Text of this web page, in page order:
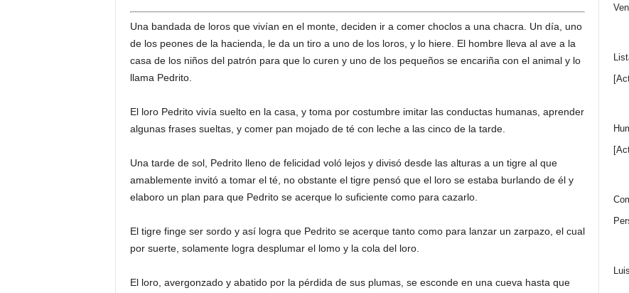
Una bandada de loros que vivían en el monte, deciden ir a comer choclos a una chacra. Un día, uno
de los peones de la hacienda, le da un tiro a uno de los loros, y lo hiere. El hombre lleva al ave a la
casa de los niños del patrón para que lo curen y uno de los pequeños se encariña con el animal y lo
llama Pedrito.
El loro Pedrito vivía suelto en la casa, y toma por costumbre imitar las conductas humanas, aprender
algunas frases sueltas, y comer pan mojado de té con leche a las cinco de la tarde.
Una tarde de sol, Pedrito lleno de felicidad voló lejos y divisó desde las alturas a un tigre al que
amablemente invitó a tomar el té, no obstante el tigre pensó que el loro se estaba burlando de él y
elaboro un plan para que Pedrito se acerque lo suficiente como para cazarlo.
El tigre finge ser sordo y así logra que Pedrito se acerque tanto como para lanzar un zarpazo, el cual
por suerte, solamente logra desplumar el lomo y la cola del loro.
El loro, avergonzado y abatido por la pérdida de sus plumas, se esconde en una cueva hasta que